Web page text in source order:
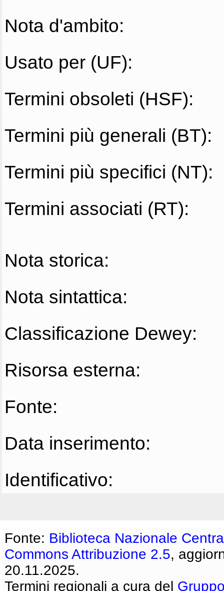
Nota d'ambito:
Usato per (UF):
Termini obsoleti (HSF):
Termini più generali (BT):
Termini più specifici (NT):
Termini associati (RT):
Nota storica:
Nota sintattica:
Classificazione Dewey:
Risorsa esterna:
Fonte:
Data inserimento:
Identificativo:
Fonte: Biblioteca Nazionale
Commons Attribuzione 2.5,
20.11.2025.
Termini regionali a cura del